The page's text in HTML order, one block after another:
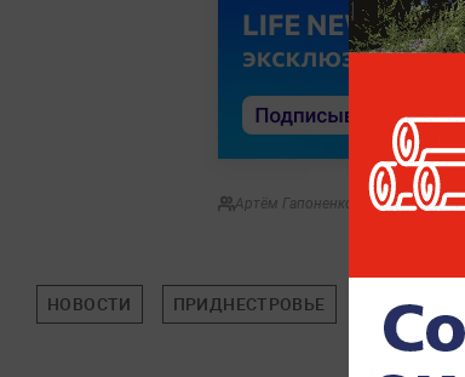
Артём Гапоненко
НОВОСТИ ПРИДНЕСТРОВЬЕ КАЯ КАЛЛАС